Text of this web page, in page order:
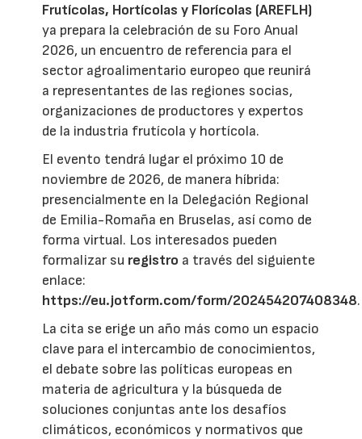
Frutícolas, Hortícolas y Florícolas (AREFLH)
ya prepara la celebración de su Foro Anual
2026, un encuentro de referencia para el
sector agroalimentario europeo que reunirá
a representantes de las regiones socias,
organizaciones de productores y expertos
de la industria frutícola y hortícola.
El evento tendrá lugar el próximo 10 de
noviembre de 2026, de manera híbrida:
presencialmente en la Delegación Regional
de Emilia-Romaña en Bruselas, así como de
forma virtual. Los interesados pueden
formalizar su registro a través del siguiente
enlace:
https://eu.jotform.com/form/202454207408348.
La cita se erige un año más como un espacio
clave para el intercambio de conocimientos,
el debate sobre las políticas europeas en
materia de agricultura y la búsqueda de
soluciones conjuntas ante los desafíos
climáticos, económicos y normativos que